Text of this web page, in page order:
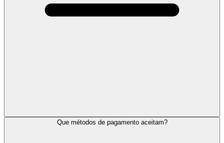
Que métodos de pagamento aceitam?